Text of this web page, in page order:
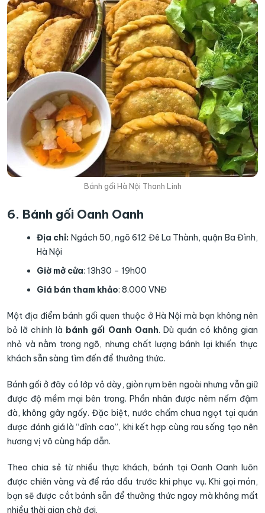
Bánh gối Hà Nội Thanh Linh
6. Bánh gối Oanh Oanh
Địa chỉ: Ngách 50, ngõ 612 Đê La Thành, quận Ba Đình,
Hà Nội
Giờ mở cửa: 13h30 – 19h00
Giá bán tham khảo: 8.000 VNĐ
Một địa điểm bánh gối quen thuộc ở Hà Nội mà bạn không nên
bỏ lỡ chính là bánh gối Oanh Oanh. Dù quán có không gian
nhỏ và nằm trong ngõ, nhưng chất lượng bánh lại khiến thực
khách sẵn sàng tìm đến để thưởng thức.
Bánh gối ở đây có lớp vỏ dày, giòn rụm bên ngoài nhưng vẫn giữ
được độ mềm mại bên trong. Phần nhân được nêm nếm đậm
đà, không gây ngấy. Đặc biệt, nước chấm chua ngọt tại quán
được đánh giá là “đỉnh cao”, khi kết hợp cùng rau sống tạo nên
hương vị vô cùng hấp dẫn.
Theo chia sẻ từ nhiều thực khách, bánh tại Oanh Oanh luôn
được chiên vàng và để ráo dầu trước khi phục vụ. Khi gọi món,
bạn sẽ được cắt bánh sẵn để thưởng thức ngay mà không mất
nhiều thời gian chờ đợi.